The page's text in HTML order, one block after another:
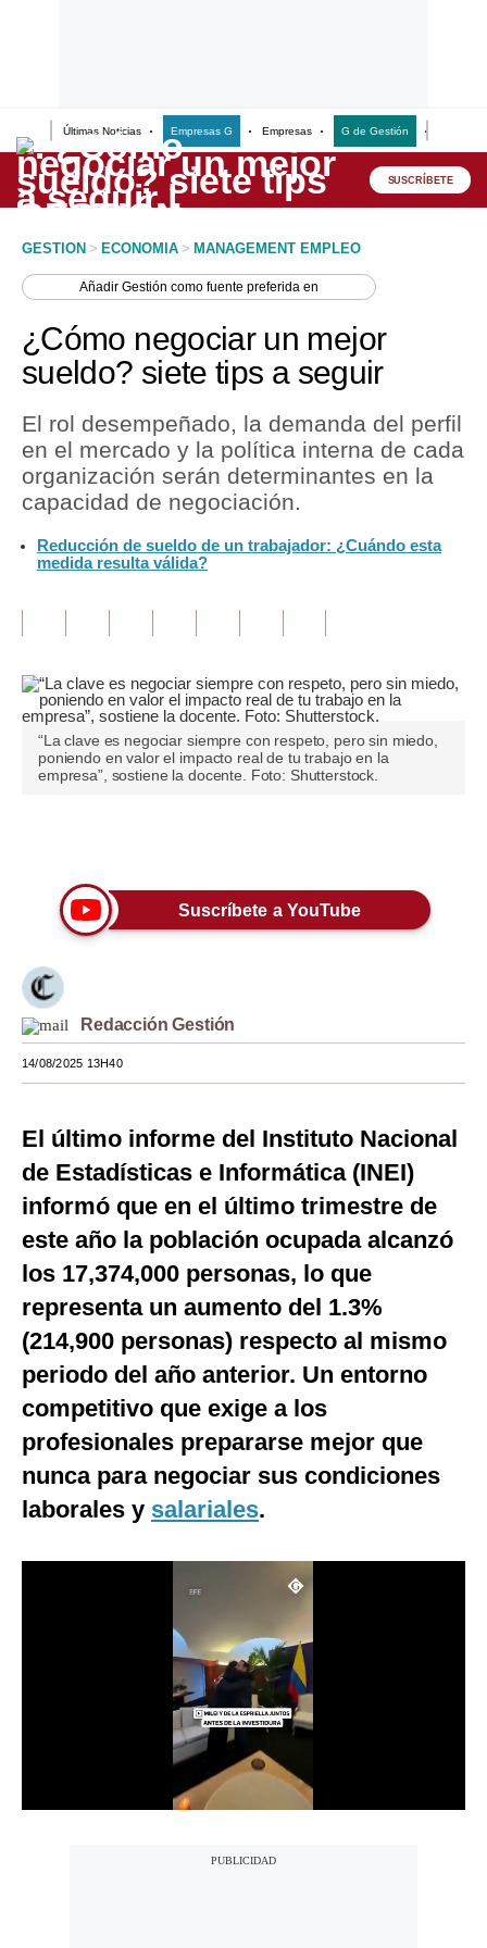
Últimas Noticias Empresas G Empresas G de Gestión
Lo último
Peru Quiosco
Economía
Política
Finanzas Personales
Inmobiliarias
Opinión
Editorial
Pregunta de hoy
Lujo
Moda
Estilos
EEUU
México
Internacional
Tecnología
Club del Suscriptor
G de Gestión
Notas Contratadas
Somos?
SUSCRÍBETE
GESTION > ECONOMIA > MANAGEMENT EMPLEO
AñadirGestión como fuente preferida en
¿Cómo negociar un mejor
sueldo? siete tips a seguir
El rol desempeñado, la demanda del perfil
en el mercado y la política interna de cada
organización serán determinantes en la
capacidad de negociación.
Reducción de sueldo de un trabajador: ¿Cuándo esta
medida resulta válida?
“La clave es negociar siempre con respeto, pero sin miedo,
poniendo en valor el impacto real de tu trabajo en la
empresa”, sostiene la docente. Foto: Shutterstock.
Suscríbete a YouTube
Redacción Gestión
14/08/2025 13H40
El último informe del Instituto Nacional
de Estadísticas e Informática (INEI)
informó que en el último trimestre de
este año la población ocupada alcanzó
los 17,374,000 personas, lo que
representa un aumento del 1.3%
(214,900 personas) respecto al mismo
periodo del año anterior. Un entorno
competitivo que exige a los
profesionales prepararse mejor que
nunca para negociar sus condiciones
laborales y salariales.